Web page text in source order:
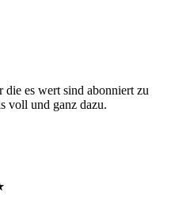
es wert sind abonniert zu
voll und ganz dazu.